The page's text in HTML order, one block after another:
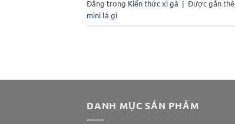
Đăng trong Kiến thức xì gà | Được gắn thẻ
mini là gì
DANH MỤC SẢN PHẨM